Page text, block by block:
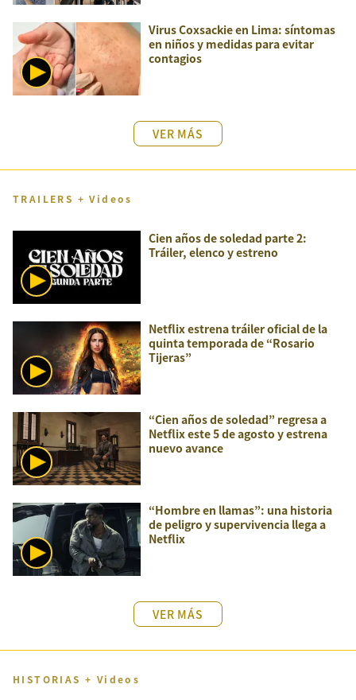
Virus Coxsackie en Lima: síntomas
en niños y medidas para evitar
contagios
VER MÁS
TRAILERS + Videos
Cien años de soledad parte 2:
Tráiler, elenco y estreno
Netflix estrena tráiler oficial de la
quinta temporada de “Rosario
Tijeras”
“Cien años de soledad” regresa a
Netflix este 5 de agosto y estrena
nuevo avance
“Hombre en llamas”: una historia
de peligro y supervivencia llega a
Netflix
VER MÁS
HISTORIAS + Videos